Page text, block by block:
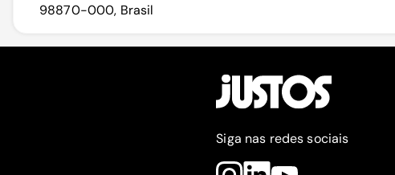
98870-000, Brasil
Siga nas redes sociais